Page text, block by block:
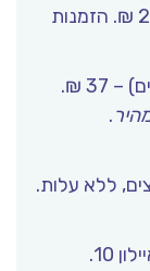
שליח עד הבית (3-5 ימי עסקים) – 24 ₪. הזמנות
.
ללא עלות.
10.